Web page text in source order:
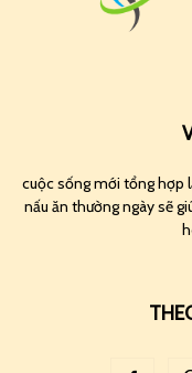
cuộc sống mới tổng hợp
nấu ăn thường ngày sẽ